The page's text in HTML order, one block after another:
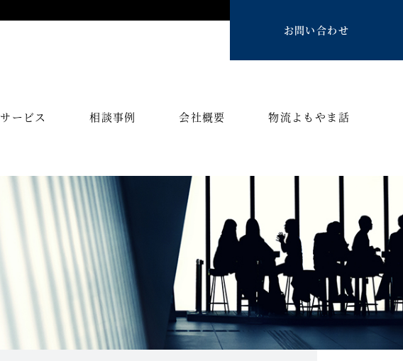
お問い合わせ
サービス 相談事例 会社概要 物流よもやま話